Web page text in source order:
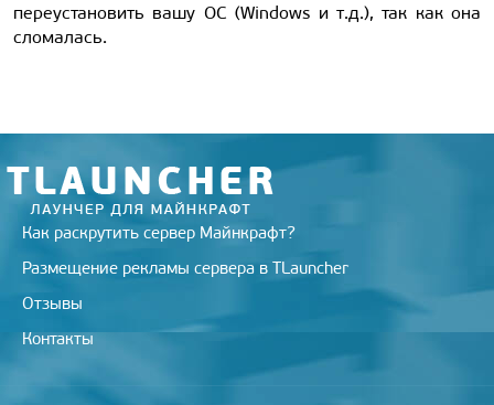
переустановить вашу ОС (Windows и т.д.), так как она
сломалась.
Как раскрутить сервер Майнкрафт?
Размещение рекламы сервера в TLauncher
Отзывы
Контакты